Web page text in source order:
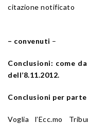
citazione notificato
– convenuti –
Conclusioni: come
dell’8.11.2012.
Conclusioni per
Voglia l’Ecc.mo